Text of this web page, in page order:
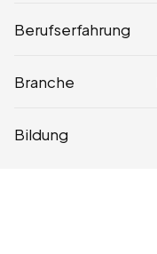
Berufserfahrung
Branche
Bildung